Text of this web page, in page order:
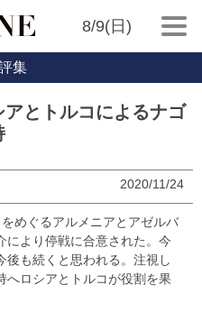
8/9(日)
集
とトルコによるナゴ
2020/11/24
めぐるアルメニアとアゼルバ
により停戦に合意された。今
後も続くと思われる。注視し
へロシアとトルコが役割を果